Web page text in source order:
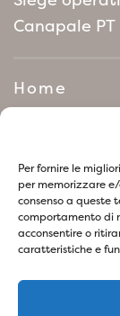
Per fornire le
per memorizzare
consenso a queste
comportamento di
acconsentire o
caratteristiche e
Canapale PT
Home
Manifeste
Suivez-nous